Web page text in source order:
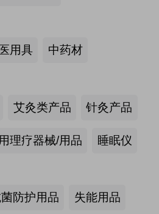
用具 中药材
艾灸类产品 针灸产品
理疗器械/用品 睡眠仪
防护用品 失能用品
血压计M8-海尔智慧康养